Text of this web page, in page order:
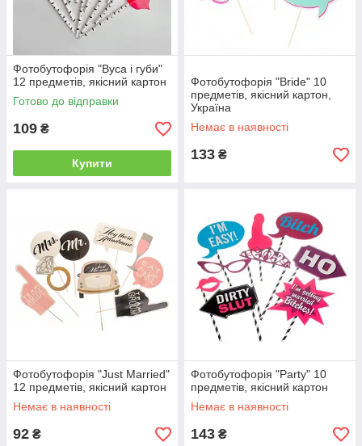
Фотобутофорія "Вуса і губи"
12 предметів, якісний картон
Готово до відправки
109 ₴
Купити
Фотобутофорія "Bride" 10
предметів, якісний картон,
Україна
Немає в наявності
133 ₴
Фотобутофорія "Just Married"
12 предметів, якісний картон
Немає в наявності
92 ₴
Фотобутофорія "Party" 10
предметів, якісний картон
Немає в наявності
143 ₴